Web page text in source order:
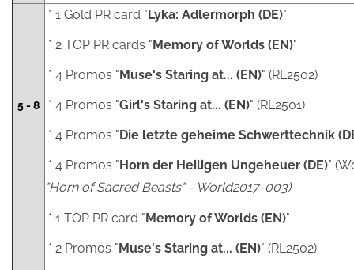
5 - 8
* 1 Gold PR card " Lyka: Adlermorph (DE)"
* 2 TOP PR cards " Memory of Worlds (EN)"
* 4 Promos " Muse's Staring at... (EN)" (RL2502)
* 4 Promos "Girl's Staring at... (EN)" (RL2501)
* 4 Promos " Die letzte geheime Schwerttechnik
* 4 Promos " Horn der Heiligen Ungeheuer (DE)"
"Horn of Sacred Beasts" - World2017-003)
* 1 TOP PR card " Memory of Worlds (EN)"
* 2 Promos " Muse's Staring at... (EN)" (RL2502)